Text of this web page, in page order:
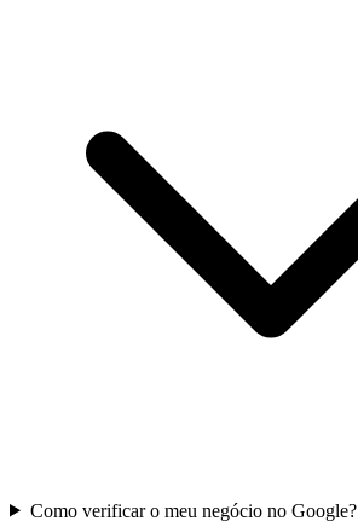
Como verificar o meu negócio no Google?